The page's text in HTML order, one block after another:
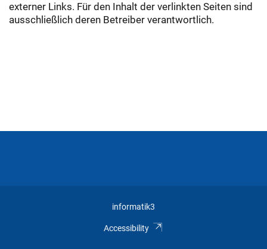
externer Links. Für den Inhalt der verlinkten Seiten sind
ausschließlich deren Betreiber verantwortlich.
informatik3
Accessibility